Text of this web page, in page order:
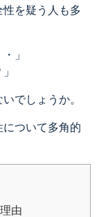
を疑う人も多
」
でしょうか。
ついて多角的
由